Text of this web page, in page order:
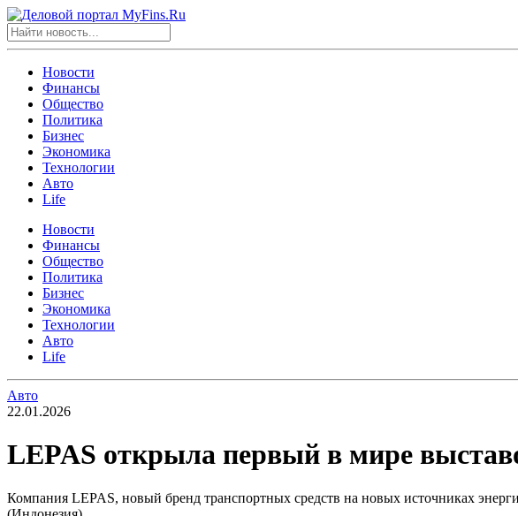
Новости
Финансы
Общество
Политика
Бизнес
Экономика
Технологии
Авто
Life
Новости
Финансы
Общество
Политика
Бизнес
Экономика
Технологии
Авто
Life
Авто
22.01.2026
LEPAS открыла первый в мире
Компания LEPAS, новый бренд транспортных средств на новых источниках